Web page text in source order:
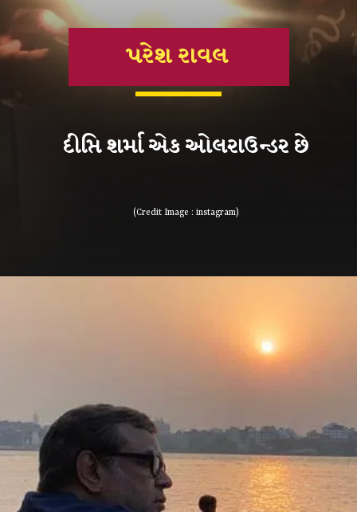
(Credit Image : instagram)
પરેશ રાવલ